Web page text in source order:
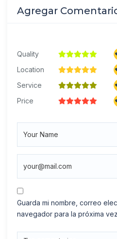
Agregar
Quality
Location
Service
Price
Guarda mi nombre, correo
navegador para la próxima